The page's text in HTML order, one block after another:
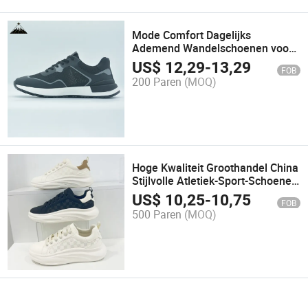
Mode Comfort Dagelijks
Ademend Wandelschoenen voor
Mannen
US$ 12,29-13,29 FOB
200 Paren (MOQ)
Hoge Kwaliteit Groothandel China
Stijlvolle Atletiek-Sport-Schoenen
Witte Replica Originele Merk
Hoka Sneakers Vrijetijdsschoen
US$ 10,25-10,75 FOB
500 Paren (MOQ)